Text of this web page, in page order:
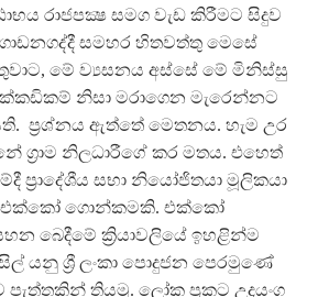
රාජපක්‍ෂ සමග වැඩ කිරීමට සිදුව
සමහර හිතවත්තු මෙසේ
මේ ව්‍යසනය අස්සේ මේ මිනිස්සු
නිසා මරාගෙන මැරෙන්නට
ප්‍රශ්නය ඇත්තේ මෙතනය. හැම උර
ග්‍රාම නිලධාරීගේ කර මතය. එහෙත්
ප‍්‍රාදේශීය සභා නියෝජිතයා මූලිකයා
එක්කෝ ගොන්කමකි. එක්කෝ
බෙදීමේ ක්‍රියාවලියේ ඉහළින්ම
යනු ශ්‍රී ලංකා පොදුජන පෙරමුණේ
පැත්තකින් තියමු. ලෝක ප්‍රකට උදයංග